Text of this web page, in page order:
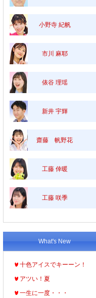
小野寺 紀帆
市川 麻耶
俵谷 理瑶
新井 宇輝
齋藤 帆野花
工藤 倖暖
工藤 咲季
What's New
十色アイスでキーーン！
アツい！夏
一生に一度・・・